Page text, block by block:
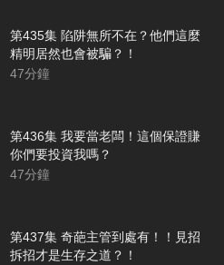
第435集 陷阱無所不在？他們這麼
精明居然也會被騙？！
47分鐘
第436集 我要當老闆！這個保證賺
你們要投資我嗎？
47分鐘
第437集 奇葩主管到處有！！見招
拆招才是生存之道？！